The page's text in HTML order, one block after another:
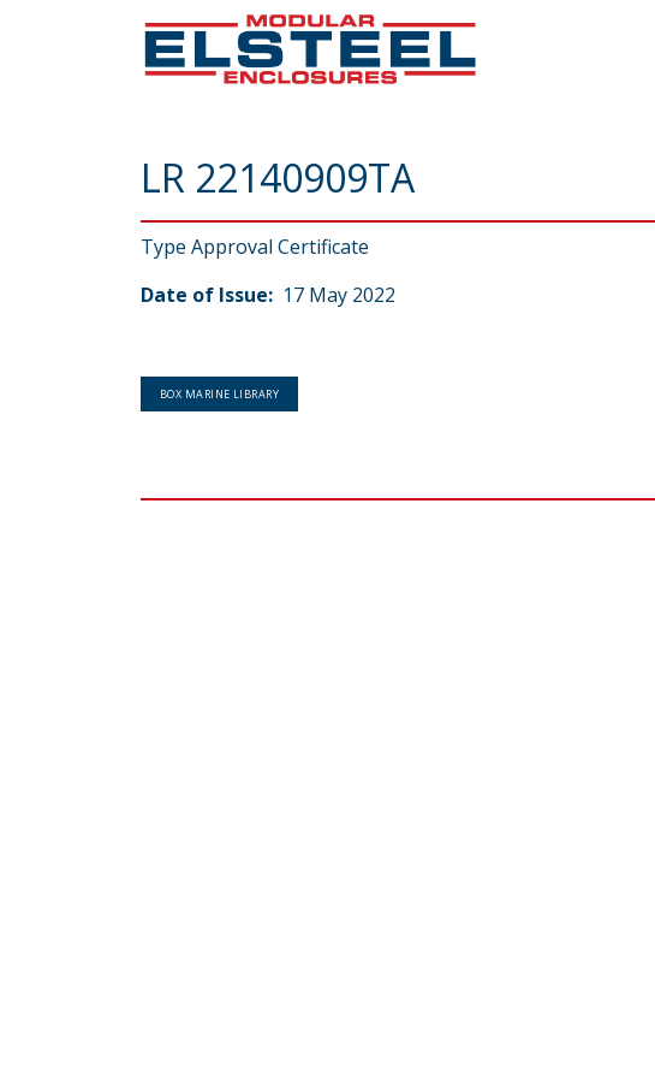
LR 22140909TA
Type Approval Certificate
Date of Issue: 17 May 2022
BOX MARINE LIBRARY